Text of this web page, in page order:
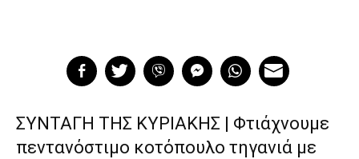
ΣΥΝΤΑΓΗ ΤΗΣ ΚΥΡΙΑΚΗΣ | Φτιάχνουμε
πεντανόστιμο κοτόπουλο τηγανιά με